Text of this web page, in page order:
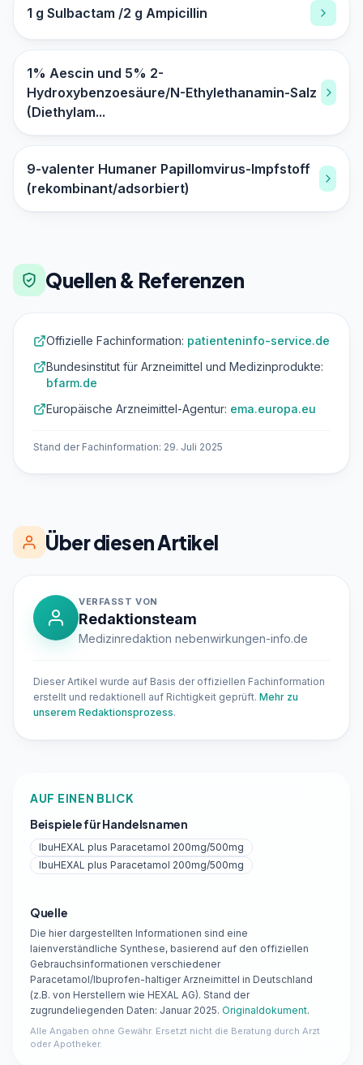
1 g Sulbactam /2 g Ampicillin
1% Aescin und 5% 2-
Hydroxybenzoesäure/N-Ethylethanamin-Salz
(Diethylam...
9-valenter Humaner Papillomvirus-Impfstoff
(rekombinant/adsorbiert)
Quellen & Referenzen
Offizielle Fachinformation: patienteninfo-service.de
Bundesinstitut für Arzneimittel und Medizinprodukte:
bfarm.de
Europäische Arzneimittel-Agentur: ema.europa.eu
Stand der Fachinformation: 29. Juli 2025
Über diesen Artikel
VERFASST VON
Redaktionsteam
Medizinredaktion nebenwirkungen-info.de
Dieser Artikel wurde auf Basis der offiziellen Fachinformation
erstellt und redaktionell auf Richtigkeit geprüft. Mehr zu
unserem Redaktionsprozess.
AUF EINEN BLICK
Beispiele für Handelsnamen
IbuHEXAL plus Paracetamol 200mg/500mg
IbuHEXAL plus Paracetamol 200mg/500mg
Quelle
Die hier dargestellten Informationen sind eine
laienverständliche Synthese, basierend auf den offiziellen
Gebrauchsinformationen verschiedener
Paracetamol/Ibuprofen-haltiger Arzneimittel in Deutschland
(z.B. von Herstellern wie HEXAL AG). Stand der
zugrundeliegenden Daten: Januar 2025. Originaldokument.
Alle Angaben ohne Gewähr. Ersetzt nicht die Beratung durch Arzt
oder Apotheker.